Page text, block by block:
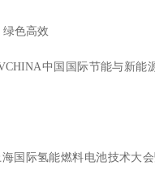
绿色高效
中国国际节能与新能
海国际氢能燃料电池技术大